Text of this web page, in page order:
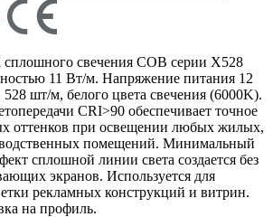
сплошного свечения COB серии X528
11 Вт/м. Напряжение питания 12
шт/м, белого цвета свечения (6000K).
CRI>90 обеспечивает точное
оттенков при освещении любых жилых,
помещений. Минимальный
сплошной линии света создается без
экранов. Используется для
рекламных конструкций и витрин.
на профиль.